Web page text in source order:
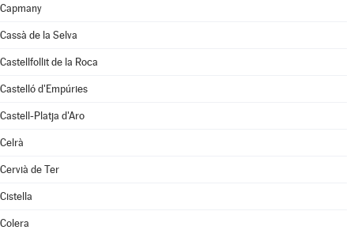
Capmany
Cassà de la Selva
Castellfollit de la Roca
Castelló d'Empúries
Castell-Platja d'Aro
Celrà
Cervià de Ter
Cistella
Colera